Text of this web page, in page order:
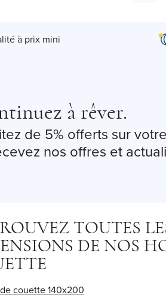
à prix mini
à rêver.
de 5% offerts sur
nos offres et
TOUTES
DE NOS
couette 140x200